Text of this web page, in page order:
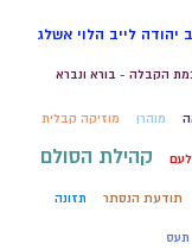
יהודה לייב הלוי אשלג
הקבלה - בורא ונברא
מוהרן מוזיקה קבלית
קהילת הסולם
תודעת הנסתר תזונה
תעס